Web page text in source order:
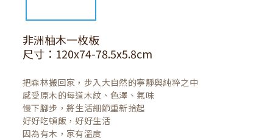
非洲柚木一枚板
尺寸：120x74-78.5x5.8cm
把森林搬回家，步入大自然的寧靜與純粹之中
感受原木的每道木紋、色澤、氣味
慢下腳步，將生活細節重新拾起
好好吃頓飯，好好生活
因為有木，家有溫度